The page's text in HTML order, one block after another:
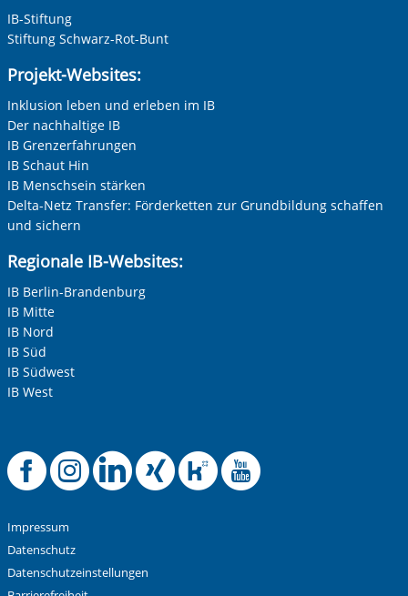
IB-Stiftung
Stiftung Schwarz-Rot-Bunt
Projekt-Websites:
Inklusion leben und erleben im IB
Der nachhaltige IB
IB Grenzerfahrungen
IB Schaut Hin
IB Menschsein stärken
Delta-Netz Transfer: Förderketten zur Grundbildung schaffen
und sichern
Regionale IB-Websites:
IB Berlin-Brandenburg
IB Mitte
IB Nord
IB Süd
IB Südwest
IB West
Offizielle
Offizielle
Offizielle
Offizielle
Offizielle
Impressum
Datenschutz
Datenschutzeinstellungen